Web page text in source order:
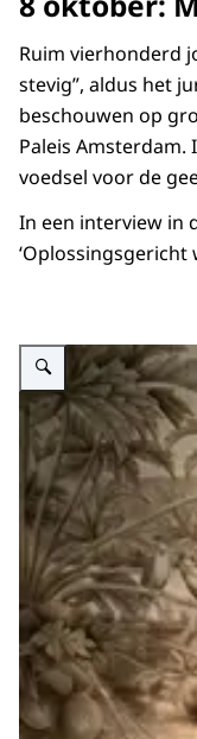
Ruim vierhonderd
stevig”, aldus het
beschouwen op
Paleis
voedsel voor de
In een interview in
Vergroot afbeelding